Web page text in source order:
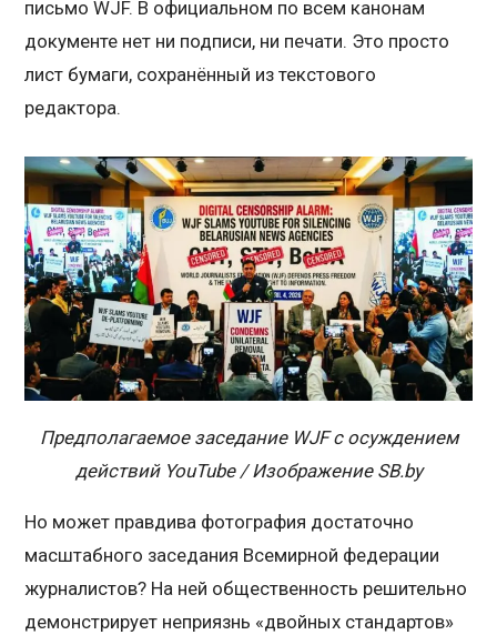
письмо WJF. В официальном по всем канонам
документе нет ни подписи, ни печати. Это просто
лист бумаги, сохранённый из текстового
редактора.
Предполагаемое заседание WJF с осуждением
действий YouTube / Изображение SB.by
Но может правдива фотография достаточно
масштабного заседания Всемирной федерации
журналистов? На ней общественность решительно
демонстрирует неприязнь «двойных стандартов»